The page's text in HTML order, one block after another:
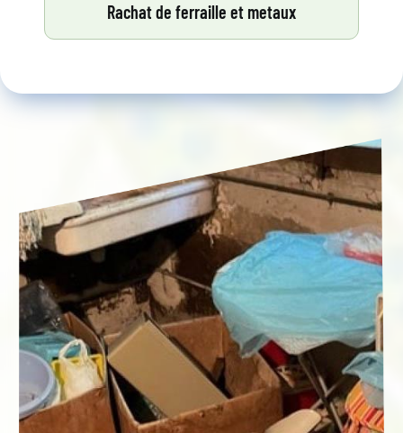
Rachat de ferraille et metaux